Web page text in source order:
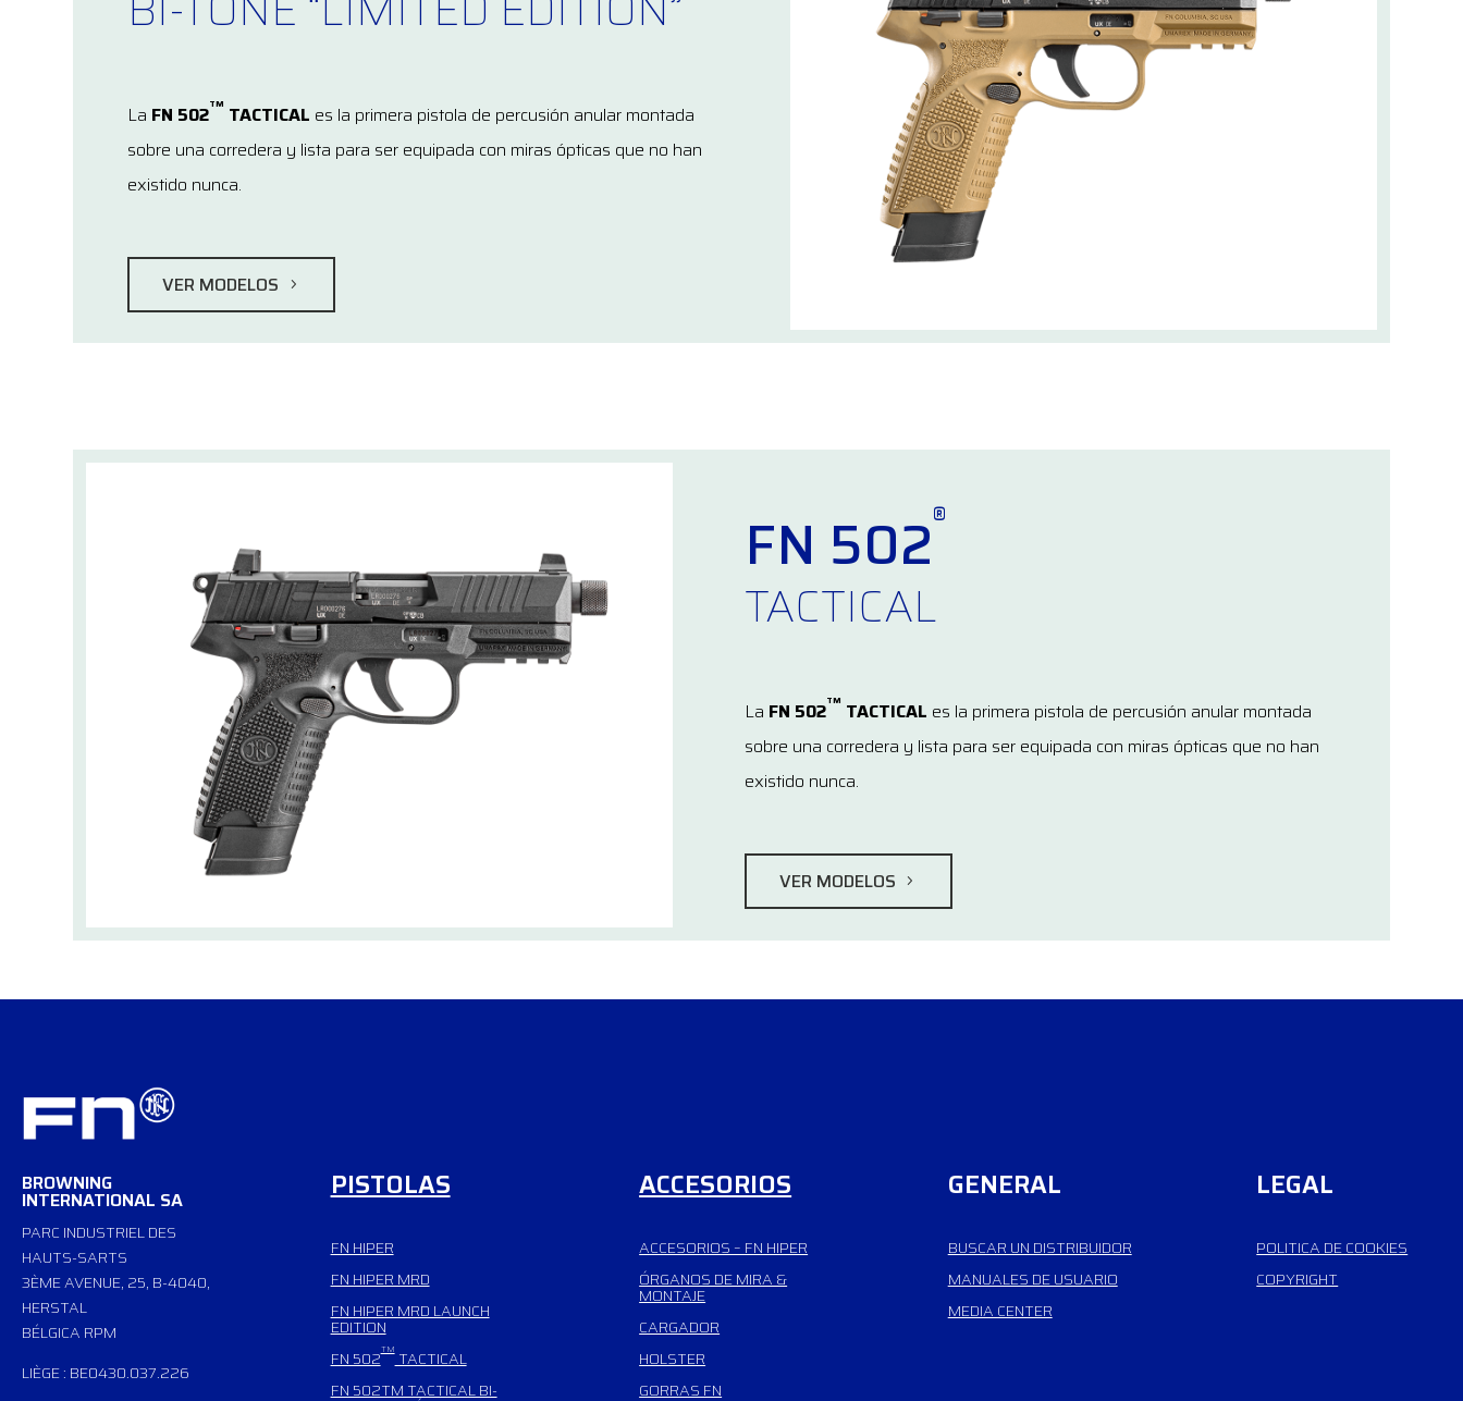
La FN 502TM TACTICAL es la primera pistola de percusión anular montada
sobre una corredera y lista para ser equipada con miras ópticas que no han
existido nunca.
VER MODELOS
FN 502®
TACTICAL
La FN 502TM TACTICAL es la primera pistola de percusión anular montada
sobre una corredera y lista para ser equipada con miras ópticas que no han
existido nunca.
VER MODELOS
BROWNING
INTERNATIONAL SA
PARC INDUSTRIEL DES
HAUTS-SARTS
3ÈME AVENUE, 25, B-4040,
HERSTAL
BÉLGICA RPM
LIÈGE : BE0430.037.226
PISTOLAS
FN HIPER
FN HIPER MRD
FN HIPER MRD LAUNCH
EDITION
FN 502TMTACTICAL
FN 502TM TACTICAL BI-
ACCESORIOS
ACCESORIOS – FN HIPER
ÓRGANOS DE MIRA &
MONTAJE
CARGADOR
HOLSTER
GORRAS FN
GENERAL
BUSCAR UN DISTRIBUIDOR
MANUALES DE USUARIO
MEDIA CENTER
LEGAL
POLITICA DE COOKIES
COPYRIGHT